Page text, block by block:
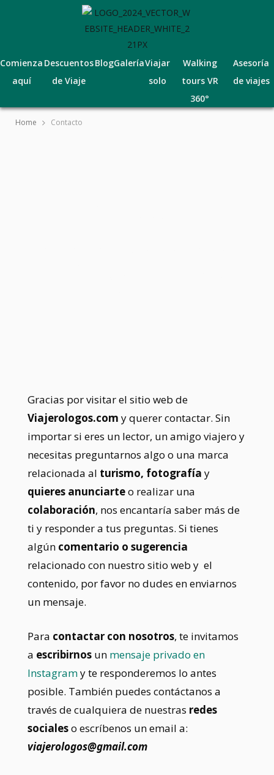
Comienza
aquí
Descuentos
de Viaje
BlogGaleríaViajar
solo
Walking
tours VR
360°
Asesoría
de viajes
Home Contacto
Gracias por visitar el sitio web de
Viajerologos.com y querer contactar. Sin
importar si eres un lector, un amigo viajero y
necesitas preguntarnos algo o una marca
relacionada al turismo, fotografía y
quieres anunciarteo realizar una
colaboración, nos encantaría saber más de
ti y responder a tus preguntas. Si tienes
algún comentario o sugerencia
relacionado con nuestro sitio web y el
contenido, por favor no dudes en enviarnos
un mensaje.
Para contactar con nosotros, te invitamos
a escribirnos un mensaje privado en
Instagramy te responderemos lo antes
posible. También puedes contáctanos a
través de cualquiera de nuestras redes
socialeso escríbenos un email a:
viajerologos@gmail.com